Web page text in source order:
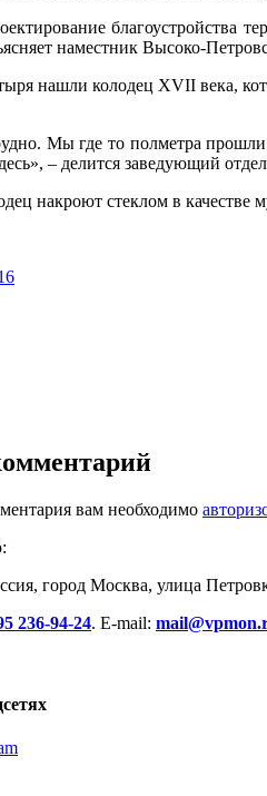
благоустройства
наместник Высоко-
нашли колодец XVII века,
Мы где то полметра
– делится заведующий
накроют стеклом в качестве
вам необходимо
город Москва, улица
236-94-24. E-mail: